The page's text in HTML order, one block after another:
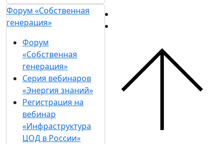
Форум «Собственная
генерация»
Форум
«Собственная
генерация»
Серия вебинаров
«Энергия знаний»
Регистрация на
вебинар
«Инфраструктура
ЦОД в России»